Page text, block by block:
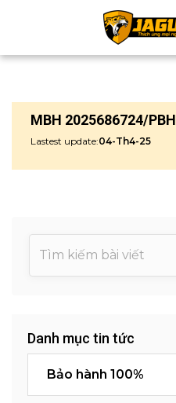
MBH 2025686724/PBH
Lastest update:04-Th4-25
Danh mục tin tức
Bảo hành 100%